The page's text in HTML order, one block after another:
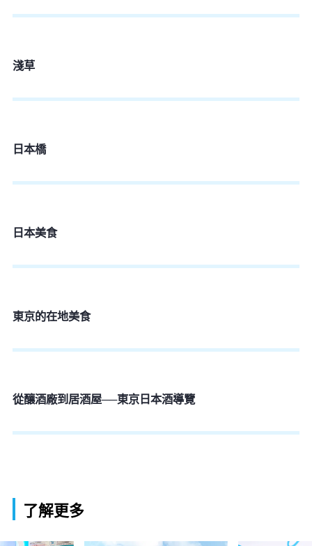
淺草
日本橋
日本美食
東京的在地美食
從釀酒廠到居酒屋──東京日本酒導覽
了解更多